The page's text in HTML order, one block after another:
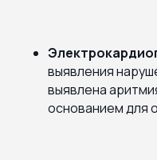
выявления
выявлена
основанием для